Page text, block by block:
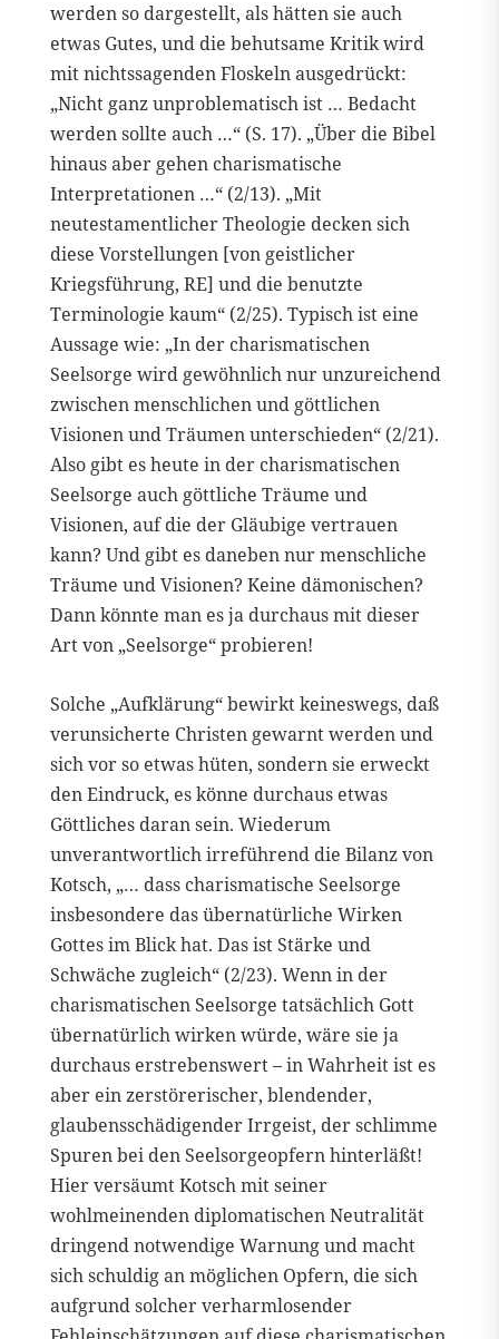
werden so dargestellt, als hätten sie auch
etwas Gutes, und die behutsame Kritik wird
mit nichtssagenden Floskeln ausgedrückt:
„Nicht ganz unproblematisch ist … Bedacht
werden sollte auch …“ (S. 17). „Über die Bibel
hinaus aber gehen charismatische
Interpretationen …“ (2/13). „Mit
neutestamentlicher Theologie decken sich
diese Vorstellungen [von geistlicher
Kriegsführung, RE] und die benutzte
Terminologie kaum“ (2/25). Typisch ist eine
Aussage wie: „In der charismatischen
Seelsorge wird gewöhnlich nur unzureichend
zwischen menschlichen und göttlichen
Visionen und Träumen unterschieden“ (2/21).
Also gibt es heute in der charismatischen
Seelsorge auch göttliche Träume und
Visionen, auf die der Gläubige vertrauen
kann? Und gibt es daneben nur menschliche
Träume und Visionen? Keine dämonischen?
Dann könnte man es ja durchaus mit dieser
Art von „Seelsorge“ probieren!
Solche „Aufklärung“ bewirkt keineswegs, daß
verunsicherte Christen gewarnt werden und
sich vor so etwas hüten, sondern sie erweckt
den Eindruck, es könne durchaus etwas
Göttliches daran sein. Wiederum
unverantwortlich irreführend die Bilanz von
Kotsch, „… dass charismatische Seelsorge
insbesondere das übernatürliche Wirken
Gottes im Blick hat. Das ist Stärke und
Schwäche zugleich“ (2/23). Wenn in der
charismatischen Seelsorge tatsächlich Gott
übernatürlich wirken würde, wäre sie ja
durchaus erstrebenswert – in Wahrheit ist es
aber ein zerstörerischer, blendender,
glaubensschädigender Irrgeist, der schlimme
Spuren bei den Seelsorgeopfern hinterläßt!
Hier versäumt Kotsch mit seiner
wohlmeinenden diplomatischen Neutralität
dringend notwendige Warnung und macht
sich schuldig an möglichen Opfern, die sich
aufgrund solcher verharmlosender